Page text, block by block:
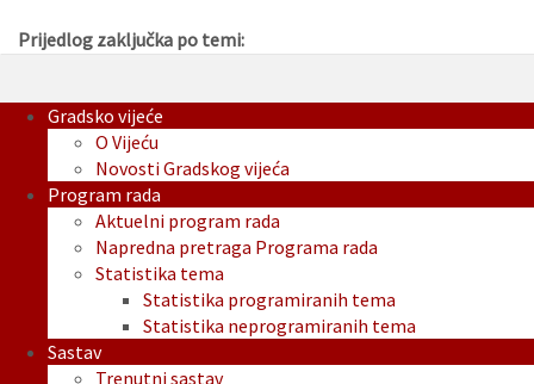
Prijedlog zaključka po temi:
Gradsko vijeće
O Vijeću
Novosti Gradskog vijeća
Program rada
Aktuelni program rada
Napredna pretraga Programa rada
Statistika tema
Statistika programiranih tema
Statistika neprogramiranih tema
Sastav
Trenutni sastav